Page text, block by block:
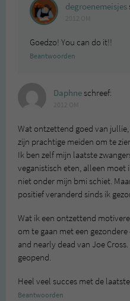
degroenemeisjes
Goedzo! You can do it!!
Beantwoorden
Daphneschreef:
Wat ontzettend goed van
zijn prachtige meiden om te
Ik ben zelf mijn laatste
veganistisch eten, alleen moet
niet onder mijn bmi schiet.
positief veranderd sinds ik
Wat ik een ontzettend
om te gaan met een
and nearly dead van Joe
geopend.
Heel veel succes met de
Beantwoorden